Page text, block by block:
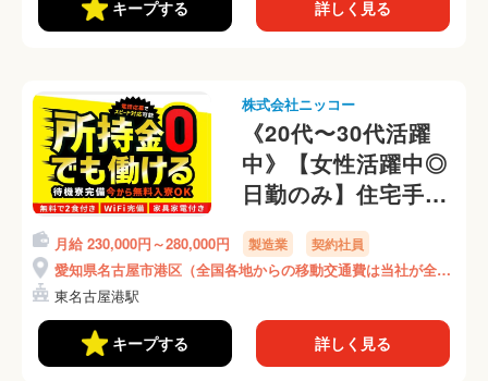
キープする 詳しく見る
株式会社ニッコー
《20代〜30代活躍
中》【女性活躍中◎
日勤のみ】住宅手当
1万円支給◎土日休
み◎年間休日125日
◎交通費全額支給◎
家電製品を分解(7-4)
月給 230,000円～280,000円 製造業 契約社員
愛知県名古屋市港区（全国各地からの移動交通費は当社が全額
負担）
東名古屋港駅
キープする 詳しく見る